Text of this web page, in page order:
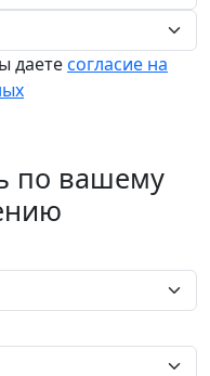
даетесогласие на
по вашему